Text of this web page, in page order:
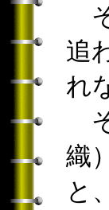
追
れ
織
と